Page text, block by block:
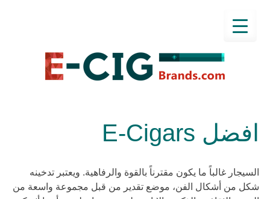
افضل E-Cigars
السيجار غالباً ما يكون مقترناً بالقوة والرفاهية. ويعتبر تدخينه
شكل من أشكال الفن، موضع تقدير من قبل مجموعة واسعة من